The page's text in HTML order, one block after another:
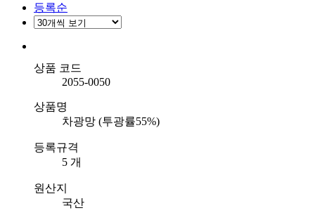
등록순
상품 코드
2055-0050
상품명
차광망 (투광률55%)
등록규격
5 개
원산지
국산